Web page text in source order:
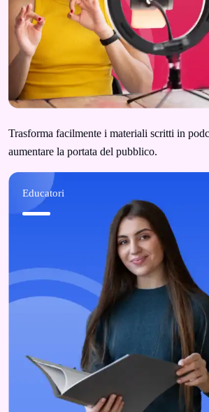
Trasforma facilmente i materiali scritti in
aumentare la portata del pubblico.
Educatori